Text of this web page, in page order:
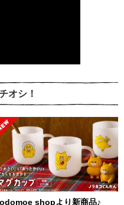
オシ！
shopより新商品♪